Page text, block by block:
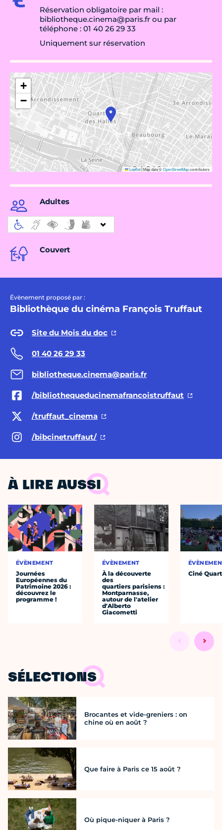
Réservation obligatoire par mail :
bibliotheque.cinema@paris.fr ou par
téléphone : 01 40 26 29 33
Uniquement sur réservation
+
−
Leaflet|Map data ©OpenStreetMapcontributors
Adultes
Couvert
Évènement proposé par :
Bibliothèque du cinéma François Truffaut
Site du Mois du doc
01 40 26 29 33
bibliotheque.cinema@paris.fr
/bibliothequeducinemafrancoistruffaut
/truffaut_cinema
/bibcinetruffaut/
À LIRE AUSSI
ÉVÈNEMENT
Journées
Européennes du
Patrimoine 2026 :
découvrez le
programme !
ÉVÈNEMENT
À la découverte
des
quartiers parisiens :
Montparnasse,
autour de l'atelier
d'Alberto
Giacometti
Ciné
SÉLECTIONS
Brocantes et vide-greniers : on
chine où en août ?
Que faire à Paris ce 15 août ?
Où pique-niquer à Paris ?